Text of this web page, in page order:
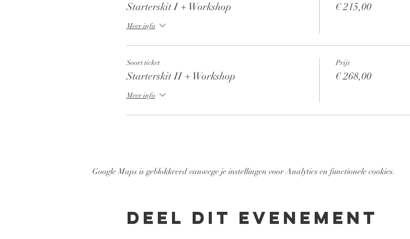
Starterskit I + Workshop
Meer info
€ 215,00
Soort ticket
Starterskit II + Workshop
Meer info
Prijs
€ 268,00
Google Maps is geblokkeerd vanwege je instellingen voor Analytics en functionele cookies.
Deel dit evenement